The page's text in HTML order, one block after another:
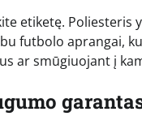
etiketę.
futbolo aprangai,
ar smūgiuojant į